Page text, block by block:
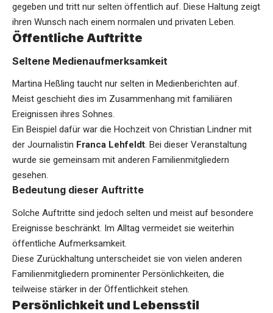
gegeben und tritt nur selten öffentlich auf. Diese Haltung zeigt
ihren Wunsch nach einem normalen und privaten Leben.
Öffentliche Auftritte
Seltene Medienaufmerksamkeit
Martina Heßling taucht nur selten in Medienberichten auf.
Meist geschieht dies im Zusammenhang mit familiären
Ereignissen ihres Sohnes.
Ein Beispiel dafür war die Hochzeit von Christian Lindner mit
der Journalistin Franca Lehfeldt. Bei dieser Veranstaltung
wurde sie gemeinsam mit anderen Familienmitgliedern
gesehen.
Bedeutung dieser Auftritte
Solche Auftritte sind jedoch selten und meist auf besondere
Ereignisse beschränkt. Im Alltag vermeidet sie weiterhin
öffentliche Aufmerksamkeit.
Diese Zurückhaltung unterscheidet sie von vielen anderen
Familienmitgliedern prominenter Persönlichkeiten, die
teilweise stärker in der Öffentlichkeit stehen.
Persönlichkeit und Lebensstil